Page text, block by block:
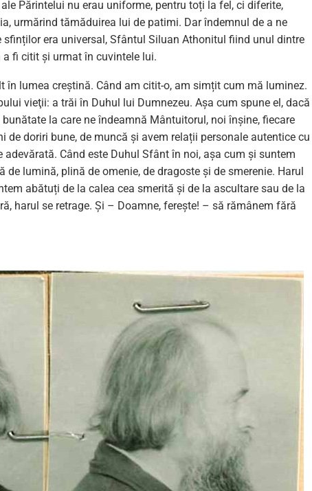
Părintelui nu erau uniforme, pentru toți la fel, ci diferite,
urmărind tămăduirea lui de patimi. Dar îndemnul de a ne
era universal, Sfântul Siluan Athonitul fiind unul dintre
fi citit și urmat în cuvintele lui.
în lumea creștină. Când am citit-o, am simțit cum mă luminez.
vieţii: a trăi în Duhul lui Dumnezeu. Așa cum spune el, dacă
la care ne îndeamnă Mântuitorul, noi înșine, fiecare
doriri bune, de muncă și avem relații personale autentice cu
Când este Duhul Sfânt în noi, așa cum și suntem
lumină, plină de omenie, de dragoste și de smerenie. Harul
abătuți de la calea cea smerită și de la ascultare sau de la
harul se retrage. Și – Doamne, ferește! – să rămânem fără